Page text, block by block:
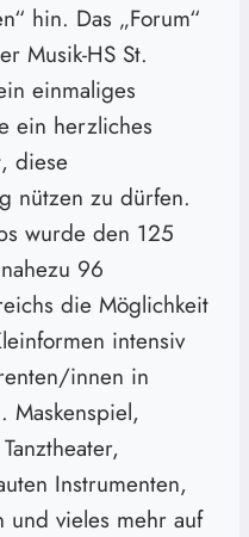
hin. Das „Forum“
Musik-HS St.
einmaliges
ein herzliches
diese
nützen zu dürfen.
wurde den 125
96
die Möglichkeit
intensiv
innen in
Maskenspiel,
Instrumenten,
und vieles mehr auf